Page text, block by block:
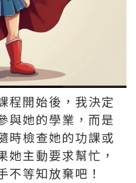
程開始後，我決定
與她的學業，而是
時檢查她的功課或
她主動要求幫忙，
不等知放棄吧！